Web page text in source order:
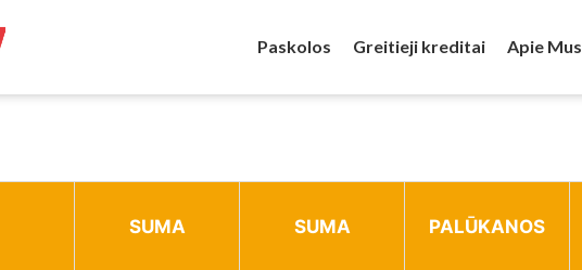
Paskolos Greitieji kreditai Apie Mus
SUMA SUMA PALŪKANOS